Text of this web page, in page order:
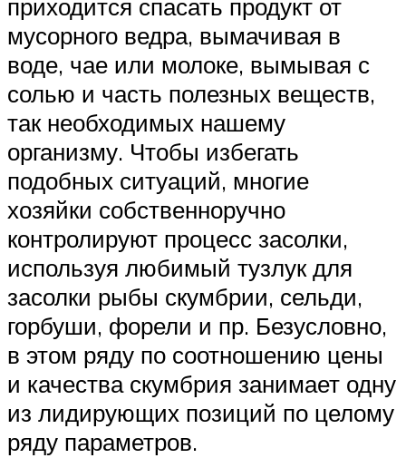
приходится спасать продукт от
мусорного ведра, вымачивая в
воде, чае или молоке, вымывая с
солью и часть полезных веществ,
так необходимых нашему
организму. Чтобы избегать
подобных ситуаций, многие
хозяйки собственноручно
контролируют процесс засолки,
используя любимый тузлук для
засолки рыбы скумбрии, сельди,
горбуши, форели и пр. Безусловно,
в этом ряду по соотношению цены
и качества скумбрия занимает одну
из лидирующих позиций по целому
ряду параметров.